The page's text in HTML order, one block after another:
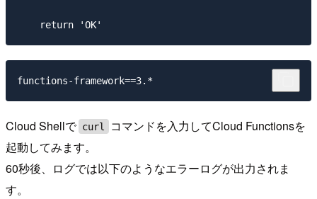
Cloud Shellで curl
コマンドを入力してCloud Functionsを
起動してみます。
60秒後、ログでは以下のようなエラーログが出力されま
す。